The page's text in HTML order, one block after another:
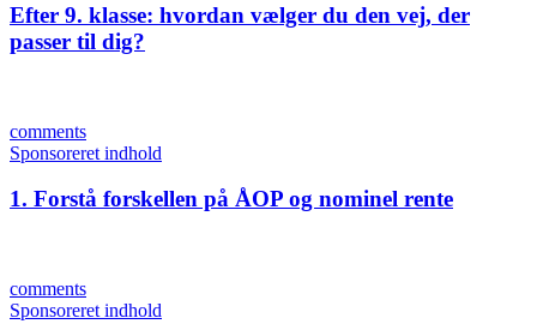
Efter 9. klasse: hvordan vælger du den vej, der
passer til dig?
comments
Sponsoreret indhold
1. Forstå forskellen på ÅOP og nominel rente
comments
Sponsoreret indhold